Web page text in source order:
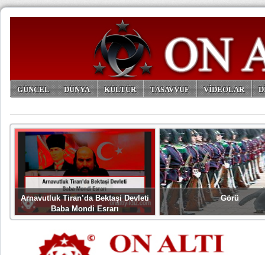
GÜNCEL DÜNYA KÜLTÜR TASAVVUF VİDEOLAR
Arnavutluk Tiran’da Bektaşi Devleti
Baba Mondi Esrarı
Görü